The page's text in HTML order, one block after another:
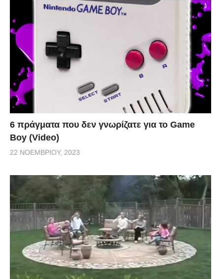
6 πράγματα που δεν γνωρίζατε για το Game
Boy (Video)
22 ΝΟΕΜΒΡΊΟΥ, 2023